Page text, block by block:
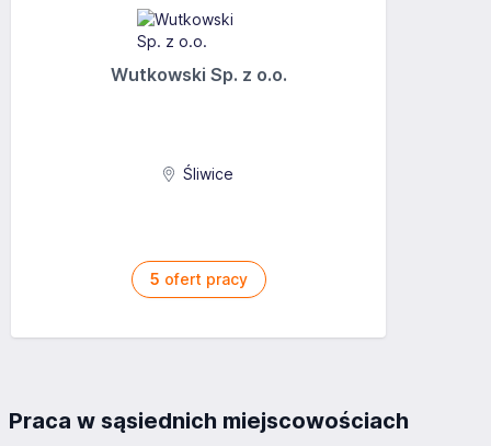
Wutkowski Sp. z o.o.
Śliwice
5 ofert pracy
Praca w sąsiednich miejscowościach